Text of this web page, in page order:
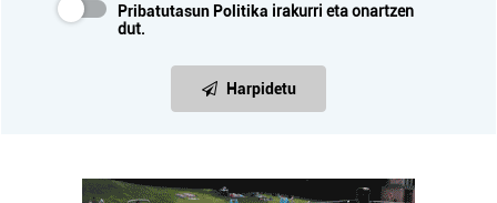
Pribatutasun Politika irakurri eta onartzen
dut.
Harpidetu